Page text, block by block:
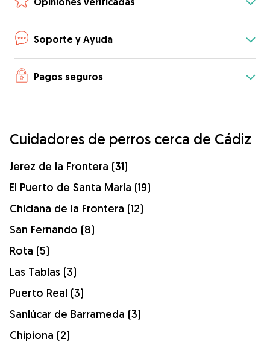
Soporte y Ayuda
Pagos seguros
Cuidadores de perros cerca de Cádiz
Jerez de la Frontera (31)
El Puerto de Santa María (19)
Chiclana de la Frontera (12)
San Fernando (8)
Rota (5)
Las Tablas (3)
Puerto Real (3)
Sanlúcar de Barrameda (3)
Chipiona (2)